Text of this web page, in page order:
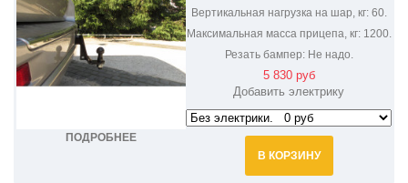
ПОДРОБНЕЕ
Вертикальная нагрузка на шар, кг:60.
Максимальная масса прицепа, кг:1200.
Резать бампер:Не надо.
5 830 руб
Добавить электрику
В КОРЗИНУ